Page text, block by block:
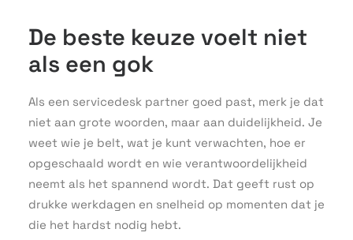
De beste keuze voelt niet
als een gok
Als een servicedesk partner goed past, merk je dat
niet aan grote woorden, maar aan duidelijkheid. Je
weet wie je belt, wat je kunt verwachten, hoe er
opgeschaald wordt en wie verantwoordelijkheid
neemt als het spannend wordt. Dat geeft rust op
drukke werkdagen en snelheid op momenten dat je
die het hardst nodig hebt.